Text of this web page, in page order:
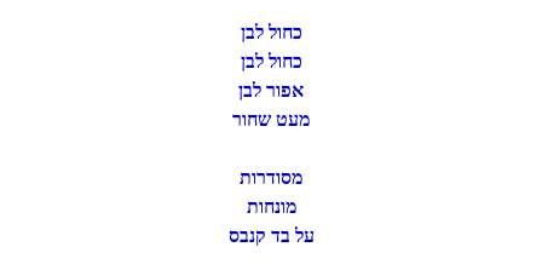
כחול לבן
כחול לבן
אפור לבן
מעט שחור
מסודרות
מונחות
על בד קנבס